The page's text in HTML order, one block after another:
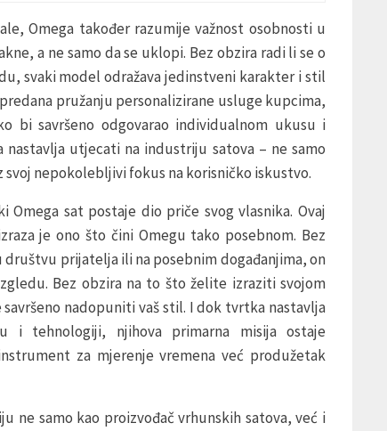
Omega također razumije važnost osobnosti u
a ne samo da se uklopi. Bez obzira radi li se o
svaki model odražava jedinstveni karakter i stil
pružanju personalizirane usluge kupcima,
bi savršeno odgovarao individualnom ukusu i
nastavlja utjecati na industriju satova – ne samo
nepokolebljivi fokus na korisničko iskustvo.
sat postaje dio priče svog vlasnika. Ovaj
je ono što čini Omegu tako posebnom. Bez
prijatelja ili na posebnim događanjima, on
Bez obzira na to što želite izraziti svojom
nadopuniti vaš stil. I dok tvrtka nastavlja
i tehnologiji, njihova primarna misija ostaje
za mjerenje vremena već produžetak
ne samo kao proizvođač vrhunskih satova, već i